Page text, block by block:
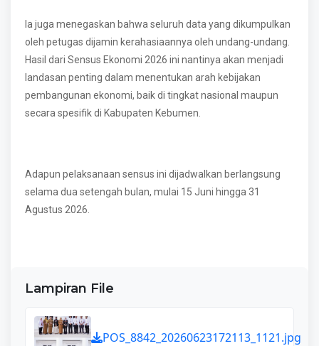
Ia juga menegaskan bahwa seluruh data yang dikumpulkan
oleh petugas dijamin kerahasiaannya oleh undang-undang.
Hasil dari Sensus Ekonomi 2026 ini nantinya akan menjadi
landasan penting dalam menentukan arah kebijakan
pembangunan ekonomi, baik di tingkat nasional maupun
secara spesifik di Kabupaten Kebumen.
Adapun pelaksanaan sensus ini dijadwalkan berlangsung
selama dua setengah bulan, mulai 15 Juni hingga 31
Agustus 2026.
Lampiran File
POS_8842_20260623172113_1121.jpg